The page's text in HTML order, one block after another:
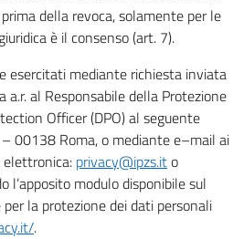
della revoca, solamente per le
è il consenso (art. 7).
esercitati mediante richiesta inviata
al Responsabile della Protezione
Officer (DPO) al seguente
00138 Roma, o mediante e–mail ai
elettronica: privacy@ipzs.ito
l’apposito modulo disponibile sul
la protezione dei dati personali
.